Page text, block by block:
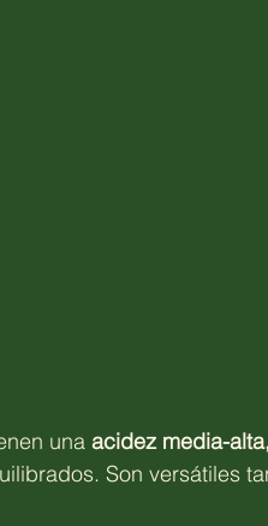
una acidez media-
Son versátiles